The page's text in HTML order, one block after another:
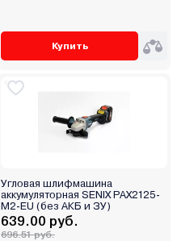
Купить
Угловая шлифмашина
аккумуляторная SENIX PAX2125-
M2-EU (без АКБ и ЗУ)
639.00 руб.
696.51 руб.